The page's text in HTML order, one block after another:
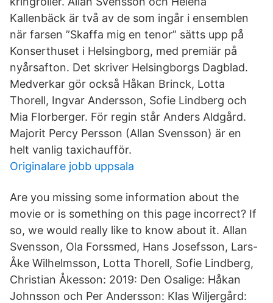
Kallenbäck är två av de som ingår i ensemblen
när farsen ”Skaffa mig en tenor” sätts upp på
Konserthuset i Helsingborg, med premiär på
nyårsafton. Det skriver Helsingborgs Dagblad.
Medverkar gör också Håkan Brinck, Lotta
Thorell, Ingvar Andersson, Sofie Lindberg och
Mia Florberger. För regin står Anders Aldgård.
Majorit Percy Persson (Allan Svensson) är en
helt vanlig taxichaufför.
Originalare jobb uppsala
Are you missing some information about the
movie or is something on this page incorrect? If
so, we would really like to know about it. Allan
Svensson, Ola Forssmed, Hans Josefsson, Lars-
Åke Wilhelmsson, Lotta Thorell, Sofie Lindberg,
Christian Åkesson: 2019: Den Osalige: Håkan
Johnsson och Per Andersson: Klas Wiljergård: